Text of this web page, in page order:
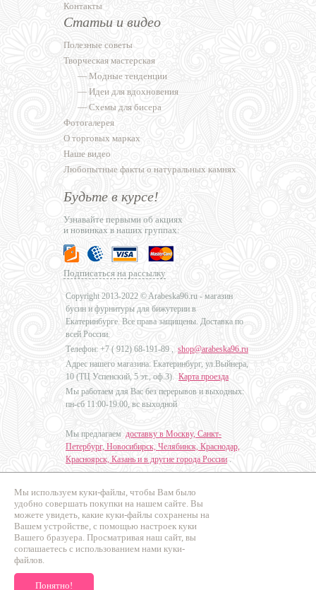
Мы используем куки-файлы, чтобы Вам было
удобно совершать покупки на нашем сайте. Вы
можете увидеть, какие куки-файлы сохранены на
Вашем устройстве, с помощью настроек куки
Вашего бразуера. Просматривая наш сайт, вы
соглашаетесь с использованием нами куки-
файлов.
Понятно!
Контакты
Статьи и видео
Полезные советы
Творческая мастерская
— Модные тенденции
— Идеи для вдохновения
— Схемы для бисера
Фотогалерея
О торговых марках
Наше видео
Любопытные факты о натуральных камнях
Будьте в курсе!
Узнавайте первыми об акциях
и новинках в наших группах:
Подписаться на рассылку
Copyright 2013-2022 © Arabeska96.ru - магазин
бусин и фурнитуры для бижутерии в
Екатеринбурге. Все права защищены. Доставка по
всей России.
Телефон: +7 ( 912) 68-191-89 , shop@arabeska96.ru
Адрес нашего магазина: Екатеринбург, ул.Выйнера,
10 (ТЦ Успенский, 5 эт., оф.3). Карта проезда
Мы работаем для Вас без перерывов и выходных:
пн-сб 11:00-19:00, вс выходной
Мы предлагаем доставку в Москву, Санкт-
Петербург, Новосибирск, Челябинск, Краснодар,
Красноярск, Казань и в другие города России.
Дизайн - Наталья Мальцева
Продвижение сайтов
Промо Эксперт